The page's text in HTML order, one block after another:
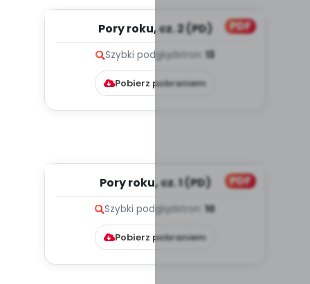
PDF
Pory roku, cz. 2 (PD)
Szybki podglądstron: 13
Pobierz pobraniem
PDF
Pory roku, cz. 1 (PD)
Szybki podgląd stron: 10
Pobierz pobraniem